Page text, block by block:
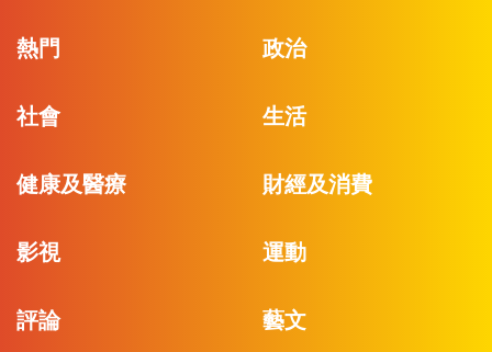
熱門 政治
社會 生活
健康及醫療 財經及消費
影視 運動
評論 藝文